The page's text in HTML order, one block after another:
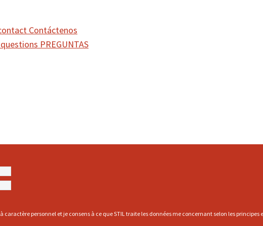
Contáctenos
PREGUNTAS
à caractère personnel et je consens à ce que STIL traite les données me concernant selon les